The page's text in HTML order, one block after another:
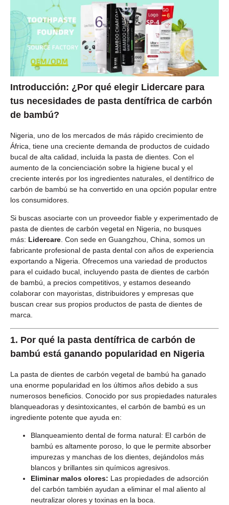
Introducción: ¿Por qué elegir Lidercare para
tus necesidades de pasta dentífrica de carbón
de bambú?
Nigeria, uno de los mercados de más rápido crecimiento de
África, tiene una creciente demanda de productos de cuidado
bucal de alta calidad, incluida la pasta de dientes. Con el
aumento de la concienciación sobre la higiene bucal y el
creciente interés por los ingredientes naturales, el dentífrico de
carbón de bambú se ha convertido en una opción popular entre
los consumidores.
Si buscas asociarte con un proveedor fiable y experimentado de
pasta de dientes de carbón vegetal en Nigeria, no busques
más: Lidercare. Con sede en Guangzhou, China, somos un
fabricante profesional de pasta dental con años de experiencia
exportando a Nigeria. Ofrecemos una variedad de productos
para el cuidado bucal, incluyendo pasta de dientes de carbón
de bambú, a precios competitivos, y estamos deseando
colaborar con mayoristas, distribuidores y empresas que
buscan crear sus propios productos de pasta de dientes de
marca.
1. Por qué la pasta dentífrica de carbón de
bambú está ganando popularidad en Nigeria
La pasta de dientes de carbón vegetal de bambú ha ganado
una enorme popularidad en los últimos años debido a sus
numerosos beneficios. Conocido por sus propiedades naturales
blanqueadoras y desintoxicantes, el carbón de bambú es un
ingrediente potente que ayuda en:
Blanqueamiento dental de forma natural: El carbón de
bambú es altamente poroso, lo que le permite absorber
impurezas y manchas de los dientes, dejándolos más
blancos y brillantes sin químicos agresivos.
Eliminar malos olores: Las propiedades de adsorción
del carbón también ayudan a eliminar el mal aliento al
neutralizar olores y toxinas en la boca.